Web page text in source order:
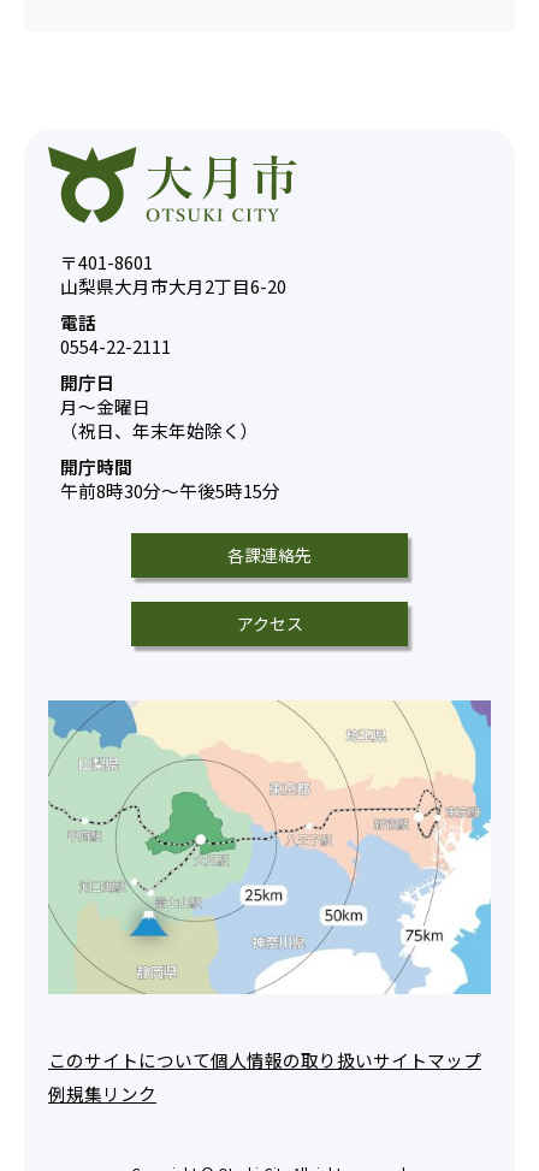
〒401-8601
山梨県大月市大月2丁目6-20
電話
0554-22-2111
開庁日
月～金曜日
（祝日、年末年始除く）
開庁時間
午前8時30分～午後5時15分
各課連絡先
アクセス
このサイトについて個人情報の取り扱いサイトマップ
例規集リンク